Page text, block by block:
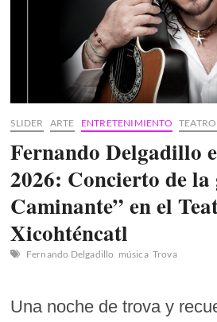
infancias
SLIDER ARTE ENTRETENIMIENTO
Fernando Delgadillo
2026: Concierto de
Caminante” en el
Xicohténcatl
Fernando Delgadillo música Trova
Una noche de trova y